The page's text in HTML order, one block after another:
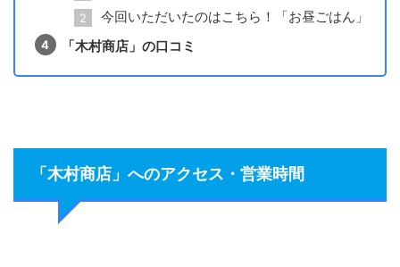
今回いただいたのはこちら！「お昼ごはん」
「木村商店」の口コミ
「木村商店」へのアクセス・営業時間